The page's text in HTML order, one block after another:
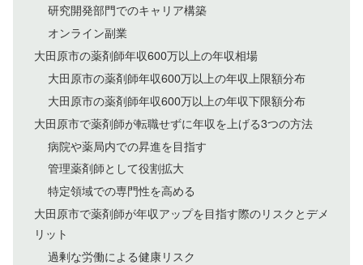
研究開発部門でのキャリア構築
オンライン副業
大田原市の薬剤師年収600万以上の年収相場
大田原市の薬剤師年収600万以上の年収上限額分布
大田原市の薬剤師年収600万以上の年収下限額分布
大田原市で薬剤師が転職せずに年収を上げる3つの方法
病院や薬局内での昇進を目指す
管理薬剤師として役割拡大
特定領域での専門性を高める
大田原市で薬剤師が年収アップを目指す際のリスクとデメ
リット
過剰な労働による健康リスク